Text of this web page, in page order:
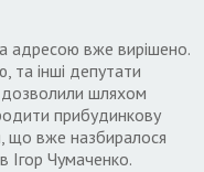
адресою вже вирішено.
та інші депутати
дозволили шляхом
прибудинкову
що вже назбиралося
Ігор Чумаченко.